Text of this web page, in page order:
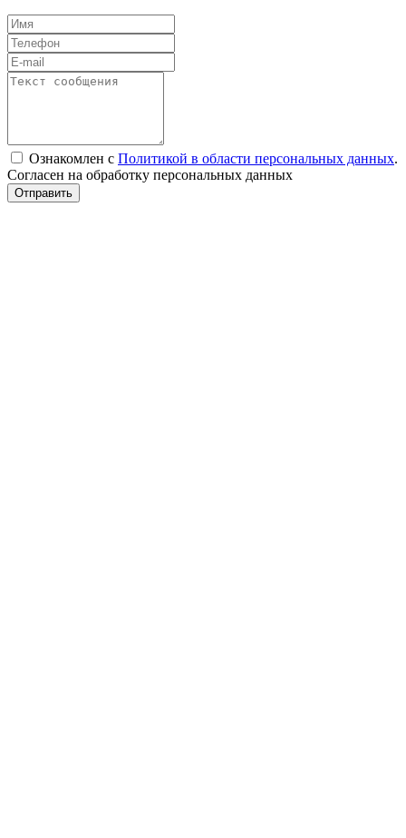
Ознакомлен с Политикой в области персональных данных.
Согласен на обработку персональных данных
Отправить